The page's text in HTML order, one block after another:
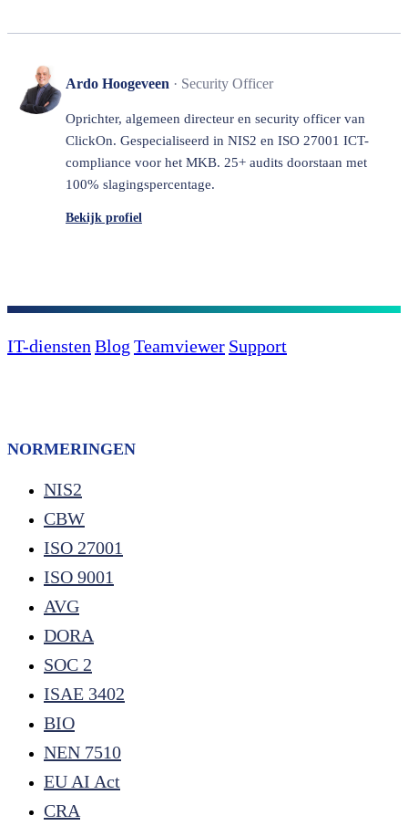
Ardo Hoogeveen · Security Officer
Oprichter, algemeen directeur en security officer van
ClickOn. Gespecialiseerd in NIS2 en ISO 27001 ICT-
compliance voor het MKB. 25+ audits doorstaan met
100% slagingspercentage.
Bekijk profiel
IT-dienstenBlog Teamviewer Support
NORMERINGEN
NIS2
CBW
ISO 27001
ISO 9001
AVG
DORA
SOC 2
ISAE 3402
BIO
NEN 7510
EU AI Act
CRA